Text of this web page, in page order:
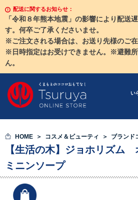
配送に関するお知らせ：
「令和８年熊本地震」の影響により配送
す。何卒ご了承くださいませ。
※ご注文される場合は、お送り先様のご在
※日時指定はお受けできません。※避難
ん。
い
HOME コスメ＆ビューティ ブランド
【生活の木】ジョホリズム
ミニンソープ